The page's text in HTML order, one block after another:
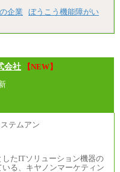
企業
ぼうこう機能障がい
会社
【NEW】
たITソリューション機器の
る、キヤノンマーケティン